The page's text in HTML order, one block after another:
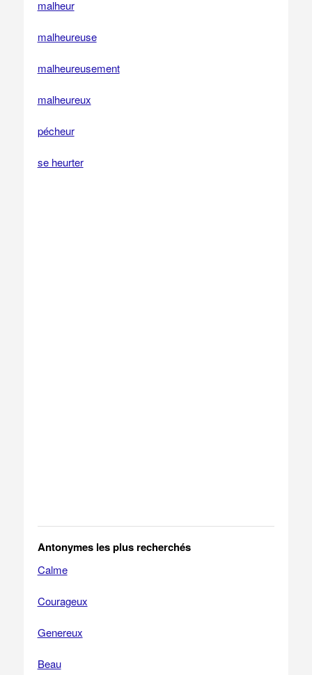
malheur
malheureuse
malheureusement
malheureux
pécheur
se heurter
Antonymes les plus recherchés
Calme
Courageux
Genereux
Beau